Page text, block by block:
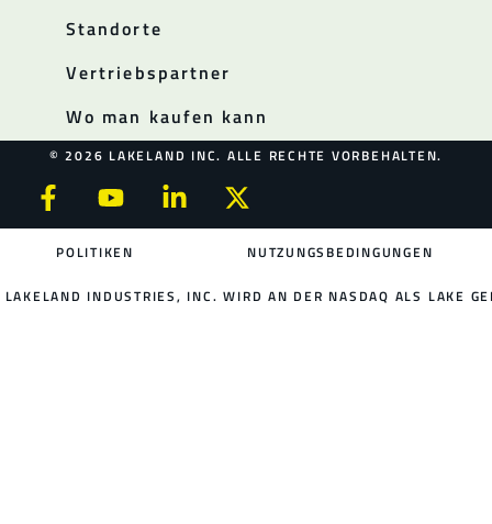
Standorte
Vertriebspartner
Wo man kaufen kann
© 2026 LAKELAND INC. ALLE RECHTE VORBEHALTEN.
POLITIKEN NUTZUNGSBEDINGUNGEN
LAKELAND INDUSTRIES, INC. WIRD AN DER NASDAQ ALS LAKE